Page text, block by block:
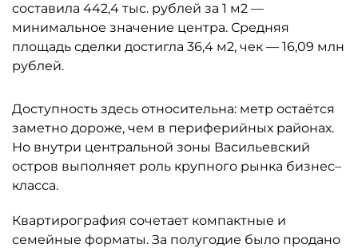
составила 442,4 тыс. рублей за 1 м2 —
минимальное значение центра. Средняя
площадь сделки достигла 36,4 м2, чек — 16,09 млн
рублей.
Доступность здесь относительна: метр остаётся
заметно дороже, чем в периферийных районах.
Но внутри центральной зоны Васильевский
остров выполняет роль крупного рынка бизнес–
класса.
Квартирография сочетает компактные и
семейные форматы. За полугодие было продано